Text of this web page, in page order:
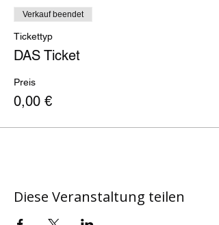
Verkauf beendet
Tickettyp
DAS Ticket
Preis
0,00 €
Diese Veranstaltung teilen